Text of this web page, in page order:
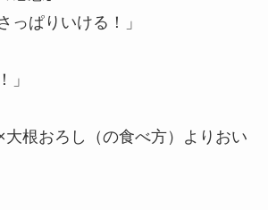
っぱりいける！」
」
根おろし（の食べ方）よりおい